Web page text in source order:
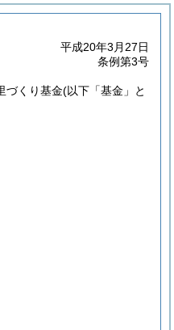
平成20年3月27日
条例第3号
づくり基金(以下「基金」と